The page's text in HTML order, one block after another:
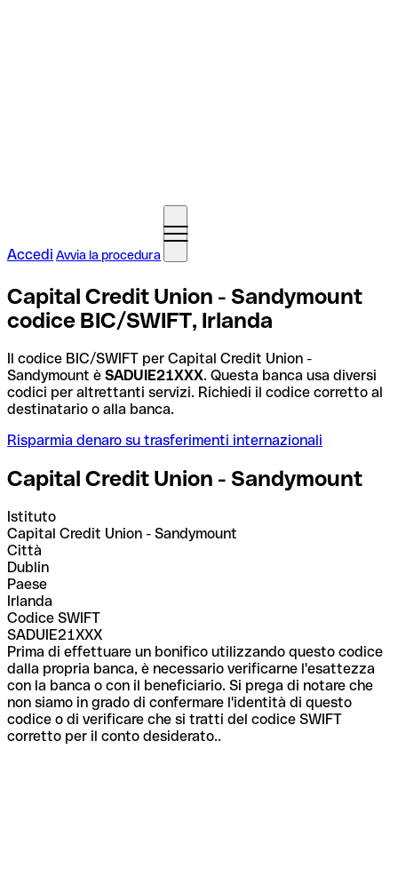
Accedi Avvia la procedura
Capital Credit Union - Sandymount
codice BIC/SWIFT, Irlanda
Il codice BIC/SWIFT per Capital Credit Union -
Sandymount è SADUIE21XXX. Questa banca usa diversi
codici per altrettanti servizi. Richiedi il codice corretto al
destinatario o alla banca.
Risparmia denaro su trasferimenti internazionali
Capital Credit Union - Sandymount
Istituto
Capital Credit Union - Sandymount
Città
Dublin
Paese
Irlanda
Codice SWIFT
SADUIE21XXX
Prima di effettuare un bonifico utilizzando questo codice
dalla propria banca, è necessario verificarne l'esattezza
con la banca o con il beneficiario. Si prega di notare che
non siamo in grado di confermare l'identità di questo
codice o di verificare che si tratti del codice SWIFT
corretto per il conto desiderato..